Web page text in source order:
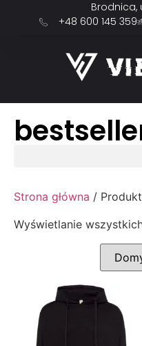
Brodnica,
+48 600 145 359
Strona główna /
Wyświetlanie